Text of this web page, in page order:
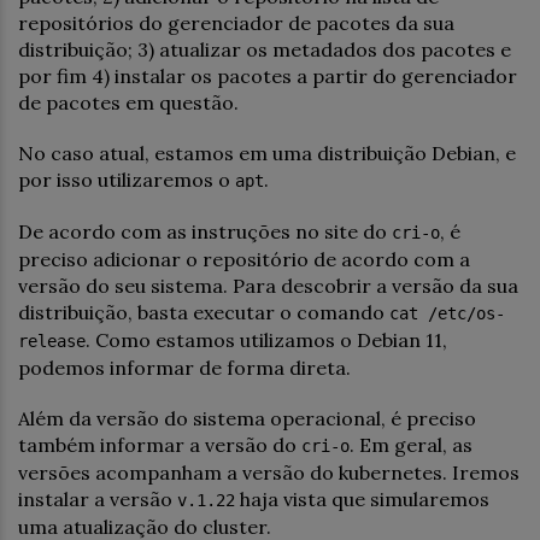
repositórios do gerenciador de pacotes da sua
distribuição; 3) atualizar os metadados dos pacotes e
por fim 4) instalar os pacotes a partir do gerenciador
de pacotes em questão.
No caso atual, estamos em uma distribuição Debian, e
por isso utilizaremos o apt.
De acordo com as instruções no site do cri-o, é
preciso adicionar o repositório de acordo com a
versão do seu sistema. Para descobrir a versão da sua
distribuição, basta executar o comando cat /etc/os-
release. Como estamos utilizamos o Debian 11,
podemos informar de forma direta.
Além da versão do sistema operacional, é preciso
também informar a versão do cri-o. Em geral, as
versões acompanham a versão do kubernetes. Iremos
instalar a versão v.1.22 haja vista que simularemos
uma atualização do cluster.